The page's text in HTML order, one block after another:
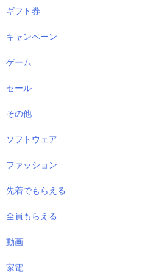
ギフト券
キャンペーン
ゲーム
セール
その他
ソフトウェア
ファッション
先着でもらえる
全員もらえる
動画
家電